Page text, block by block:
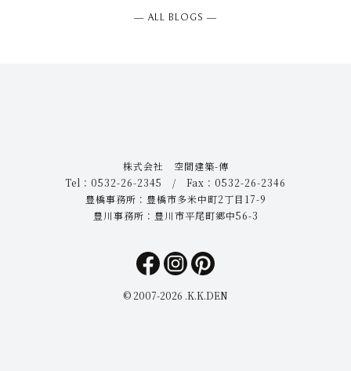
― ALL BLOGS ―
株式会社 空間建築-傳
Tel：0532-26-2345 / Fax：0532-26-2346
豊橋事務所：豊橋市多米中町2丁目17-9
豊川事務所：豊川市平尾町郷中56-3
© 2007-2026 .K.K.DEN